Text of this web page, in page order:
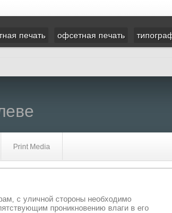
печать офсетная печать
Print Media
с уличной стороны необходимо
проникновению влаги в его